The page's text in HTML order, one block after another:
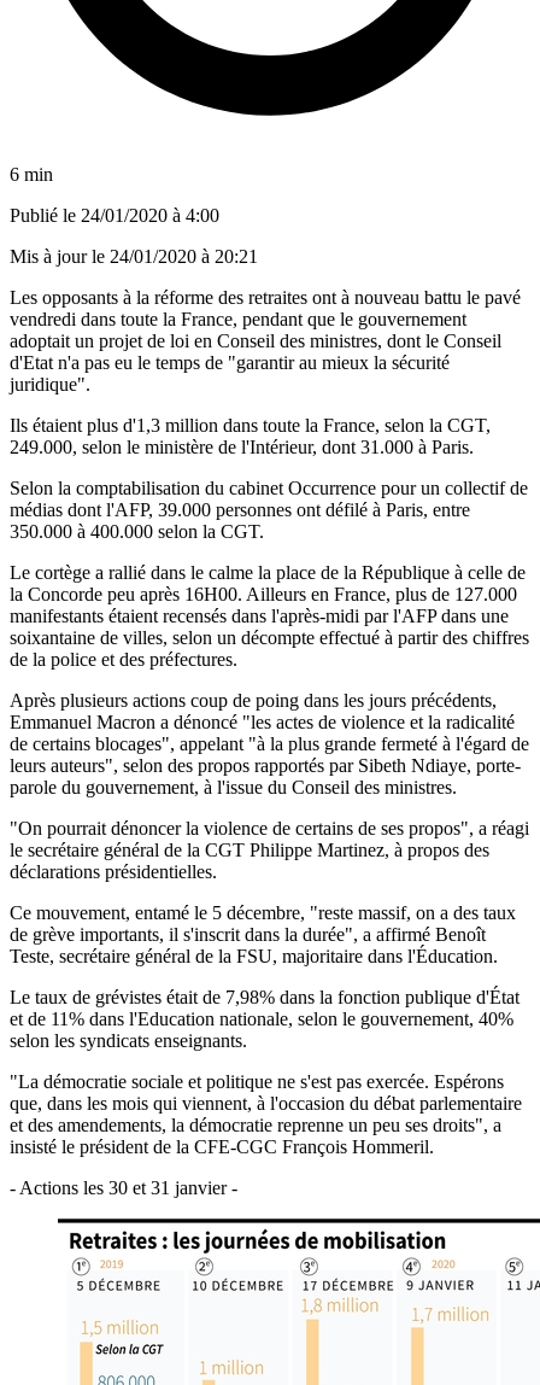
6 min
Publié le 24/01/2020 à 4:00
Mis à jour le 24/01/2020 à 20:21
Les opposants à la réforme des retraites ont à nouveau battu le pavé
vendredi dans toute la France, pendant que le gouvernement
adoptait un projet de loi en Conseil des ministres, dont le Conseil
d'Etat n'a pas eu le temps de "garantir au mieux la sécurité
juridique".
Ils étaient plus d'1,3 million dans toute la France, selon la CGT,
249.000, selon le ministère de l'Intérieur, dont 31.000 à Paris.
Selon la comptabilisation du cabinet Occurrence pour un collectif de
médias dont l'AFP, 39.000 personnes ont défilé à Paris, entre
350.000 à 400.000 selon la CGT.
Le cortège a rallié dans le calme la place de la République à celle de
la Concorde peu après 16H00. Ailleurs en France, plus de 127.000
manifestants étaient recensés dans l'après-midi par l'AFP dans une
soixantaine de villes, selon un décompte effectué à partir des chiffres
de la police et des préfectures.
Après plusieurs actions coup de poing dans les jours précédents,
Emmanuel Macron a dénoncé "les actes de violence et la radicalité
de certains blocages", appelant "à la plus grande fermeté à l'égard de
leurs auteurs", selon des propos rapportés par Sibeth Ndiaye, porte-
parole du gouvernement, à l'issue du Conseil des ministres.
"On pourrait dénoncer la violence de certains de ses propos", a réagi
le secrétaire général de la CGT Philippe Martinez, à propos des
déclarations présidentielles.
Ce mouvement, entamé le 5 décembre, "reste massif, on a des taux
de grève importants, il s'inscrit dans la durée", a affirmé Benoît
Teste, secrétaire général de la FSU, majoritaire dans l'Éducation.
Le taux de grévistes était de 7,98% dans la fonction publique d'État
et de 11% dans l'Education nationale, selon le gouvernement, 40%
selon les syndicats enseignants.
"La démocratie sociale et politique ne s'est pas exercée. Espérons
que, dans les mois qui viennent, à l'occasion du débat parlementaire
et des amendements, la démocratie reprenne un peu ses droits", a
insisté le président de la CFE-CGC François Hommeril.
- Actions les 30 et 31 janvier -